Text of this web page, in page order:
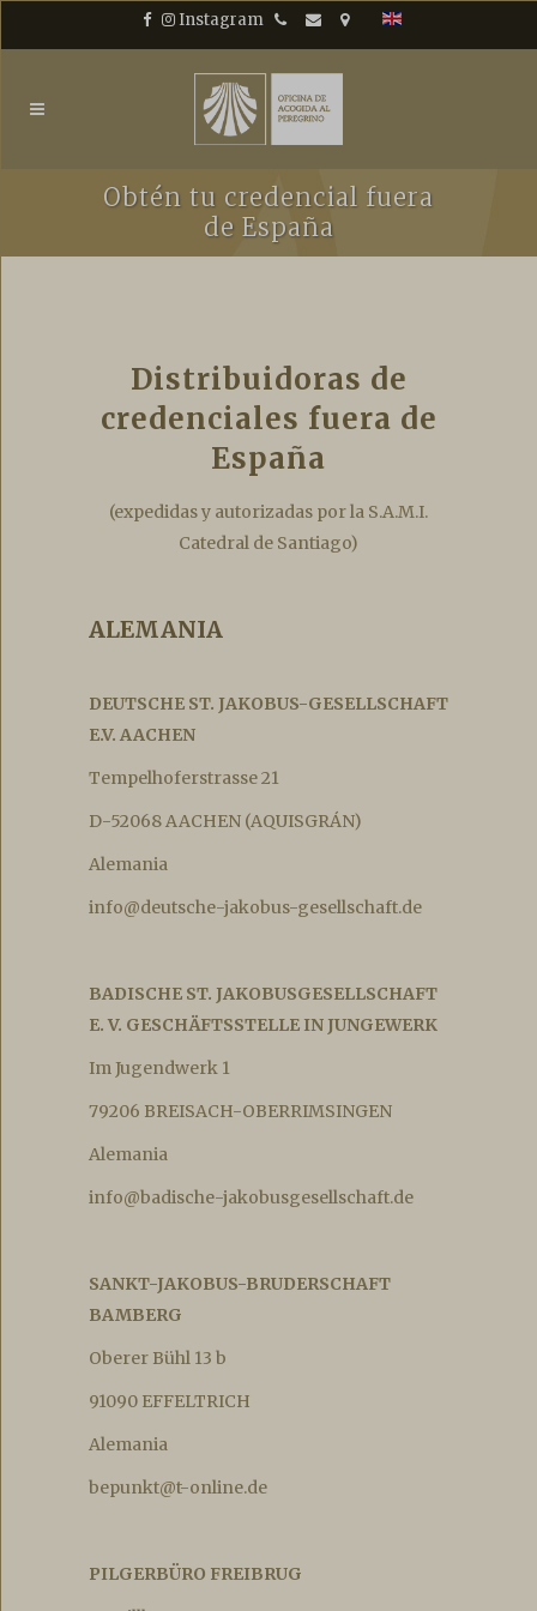
al
Instagram Teléfono
+34 981 56 88 46
EmailUbicación
latitud: 42.881686
Obtén tu credencial fuera
de España
Distribuidoras de
credenciales fuera de
España
(expedidas y autorizadas por la S.A.M.I.
Catedral de Santiago)
ALEMANIA
DEUTSCHE ST. JAKOBUS-GESELLSCHAFT
E.V. AACHEN
Tempelhoferstrasse 21
D-52068 AACHEN (AQUISGRÁN)
Alemania
info@deutsche-jakobus-gesellschaft.de
BADISCHE ST. JAKOBUSGESELLSCHAFT
E. V. GESCHÄFTSSTELLE IN JUNGEWERK
Im Jugendwerk 1
79206 BREISACH-OBERRIMSINGEN
Alemania
info@badische-jakobusgesellschaft.de
SANKT-JAKOBUS-BRUDERSCHAFT
BAMBERG
Oberer Bühl 13 b
91090 EFFELTRICH
Alemania
bepunkt@t-online.de
PILGERBÜRO FREIBRUG